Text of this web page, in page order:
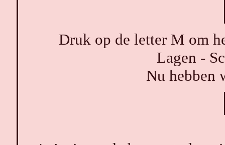
Druk op de letter M om
Lagen -
Nu hebben